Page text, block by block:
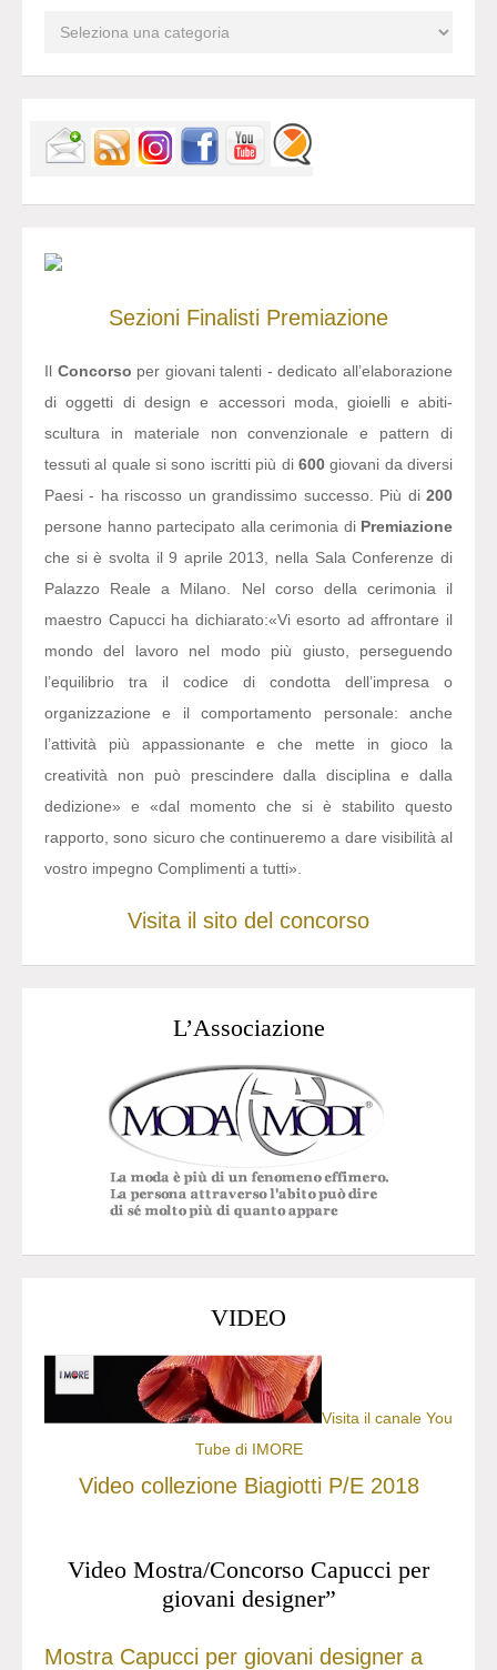
Sezioni Finalisti Premiazione
Il Concorso per giovani talenti - dedicato all’elaborazione
di oggetti di design e accessori moda, gioielli e abiti-
scultura in materiale non convenzionale e pattern di
tessuti al quale si sono iscritti più di 600giovani da diversi
Paesi - ha riscosso un grandissimo successo. Più di 200
persone hanno partecipato alla cerimonia di Premiazione
che si è svolta il 9 aprile 2013, nella Sala Conferenze di
Palazzo Reale a Milano. Nel corso della cerimonia il
maestro Capucci ha dichiarato:«Vi esorto ad affrontare il
mondo del lavoro nel modo più giusto, perseguendo
l’equilibrio tra il codice di condotta dell’impresa o
organizzazione e il comportamento personale: anche
l’attività più appassionante e che mette in gioco la
creatività non può prescindere dalla disciplina e dalla
dedizione» e «dal momento che si è stabilito questo
rapporto, sono sicuro che continueremo a dare visibilità al
vostro impegno Complimenti a tutti».
Visita il sito del concorso
L’Associazione
VIDEO
Visita il canale You
Tube di IMORE
Video collezione Biagiotti P/E 2018
Video Mostra/Concorso Capucci per
giovani designer”
Mostra Capucci per giovani designer a